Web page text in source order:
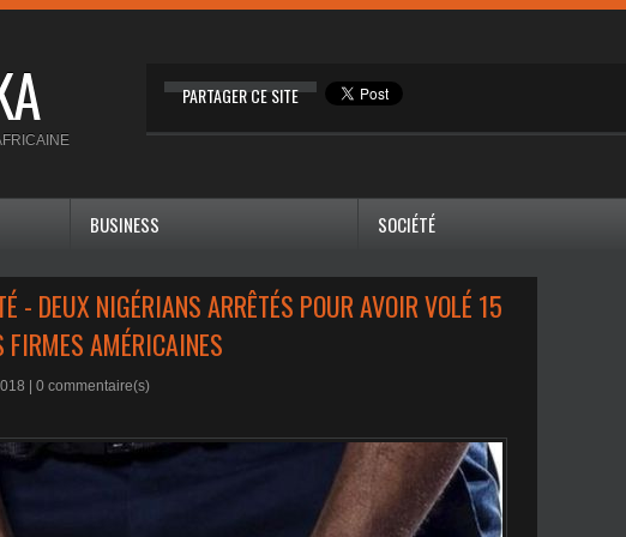
PARTAGER CE SITE
BUSINESS SOCIÉTÉ
- DEUX NIGÉRIANS ARRÊTÉS POUR AVOIR VOLÉ 15
AMÉRICAINES
| 0 commentaire(s)